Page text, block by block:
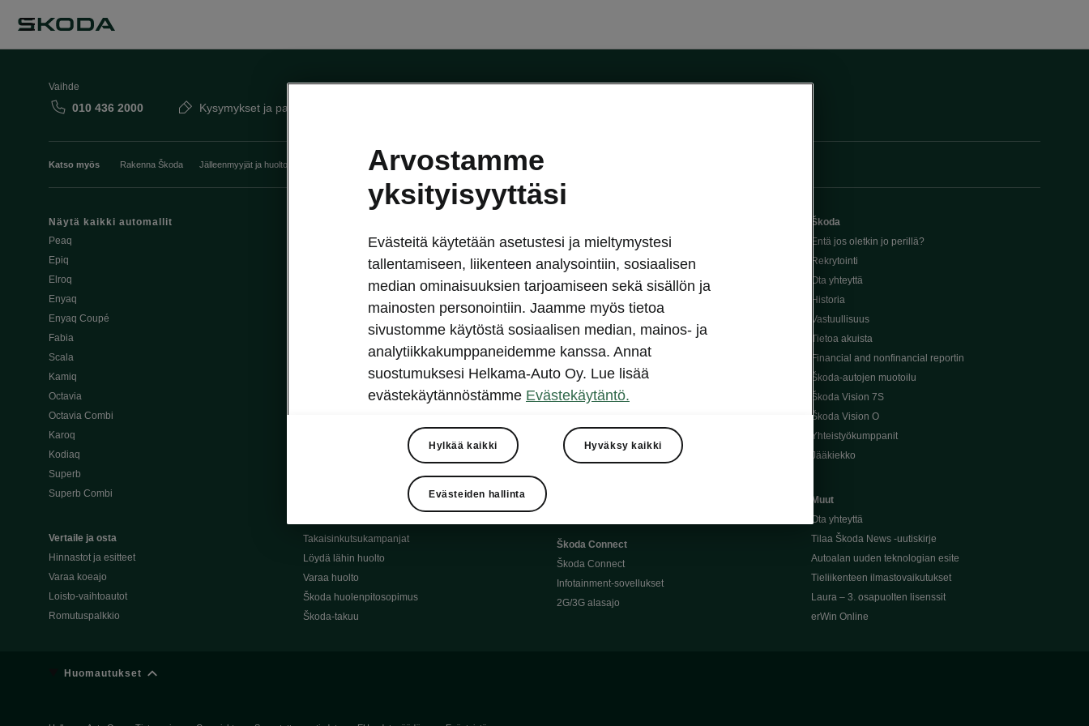
Vaihde
010 436 2000 Kysymykset ja palaute
Katso myös Rakenna Škoda Jälleenmyyjät ja huolto Heti vapaat Škoda-mallit Käyttöohjeet Škoda Shop
Näytä kaikki automallit
Peaq
Epiq
Elroq
Enyaq
Enyaq Coupé
Fabia
Scala
Kamiq
Octavia
Octavia Combi
Karoq
Kodiaq
Superb
Superb Combi
Vertaile ja osta
Hinnastot ja esitteet
Varaa koeajo
Loisto-vaihtoautot
Romutuspalkkio
Osta Škoda verkossa
Škoda Yksityisleasing
Škodan Vakuutus
Škoda 4×4 -mallit
Škoda-katumaasturimallit
Alkuperäiset Škoda-varaosat
Alkuperäiset Škoda-moottoriöljyt
Takaisinkutsukampanjat
Löydä lähin huolto
Varaa huolto
Škoda huolenpitosopimus
Škoda-takuu
Avustinjärjestelmät
Sähköautot ja hybridit
Sähköautot ja hybridit
Ladattavat hybridit
Vinkkejä sähköautoiluun
Ajoakku ja turvallisuus
Ohjelmiston päivitys
Kotilataus
Latauspisteet kartalla
Škoda Connect
Škoda Connect
Infotainment-sovellukset
2G/3G alasajo
Škoda
Entä jos oletkin jo perillä?
Rekrytointi
Ota yhteyttä
Historia
Vastuullisuus
Tietoa akuista
Financial and nonfinancial reportin
Škoda-autojen muotoilu
Škoda Vision 7S
Škoda Vision O
Yhteistyökumppanit
Jääkiekko
Muut
Ota yhteyttä
Tilaa Škoda News -uutiskirje
Autoalan uuden teknologian esite
Tieliikenteen ilmastovaikutukset
Laura – 3. osapuolten lisenssit
erWin Online
Huomautukset
Arvostamme
yksityisyyttäsi
Evästeitä käytetään asetustesi ja mieltymystesi
tallentamiseen, liikenteen analysointiin, sosiaalisen
median ominaisuuksien tarjoamiseen sekä sisällön ja
mainosten personointiin. Jaamme myös tietoa
sivustomme käytöstä sosiaalisen median, mainos- ja
analytiikkakumppaneidemme kanssa. Annat
suostumuksesi Helkama-Auto Oy. Lue lisää
evästekäytännöstämme Evästekäytäntö.
Hylkää kaikki Hyväksy kaikki
Evästeiden hallinta